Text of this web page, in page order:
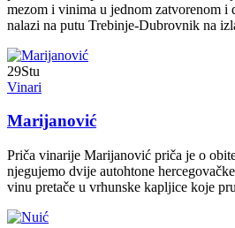
mezom i vinima u jednom zatvorenom i
nalazi na putu Trebinje-Dubrovnik na
29Stu
Vinari
Marijanović
Priča vinarije Marijanović priča je o
njegujemo dvije autohtone
vinu pretače u vrhunske kapljice koje